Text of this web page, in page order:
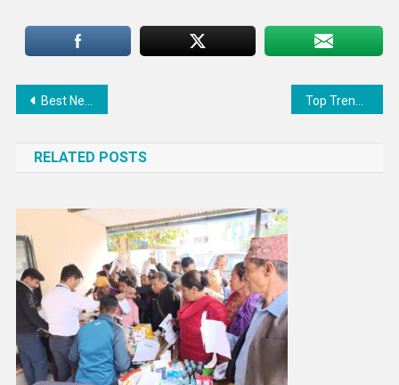
Post
Best New Phone For New Lifestyle
RELATED POSTS